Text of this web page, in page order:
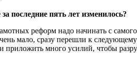
последние пять лет изменилось?
реформ надо начинать с самого
мало, сразу перешли к
много усилий, чтобы